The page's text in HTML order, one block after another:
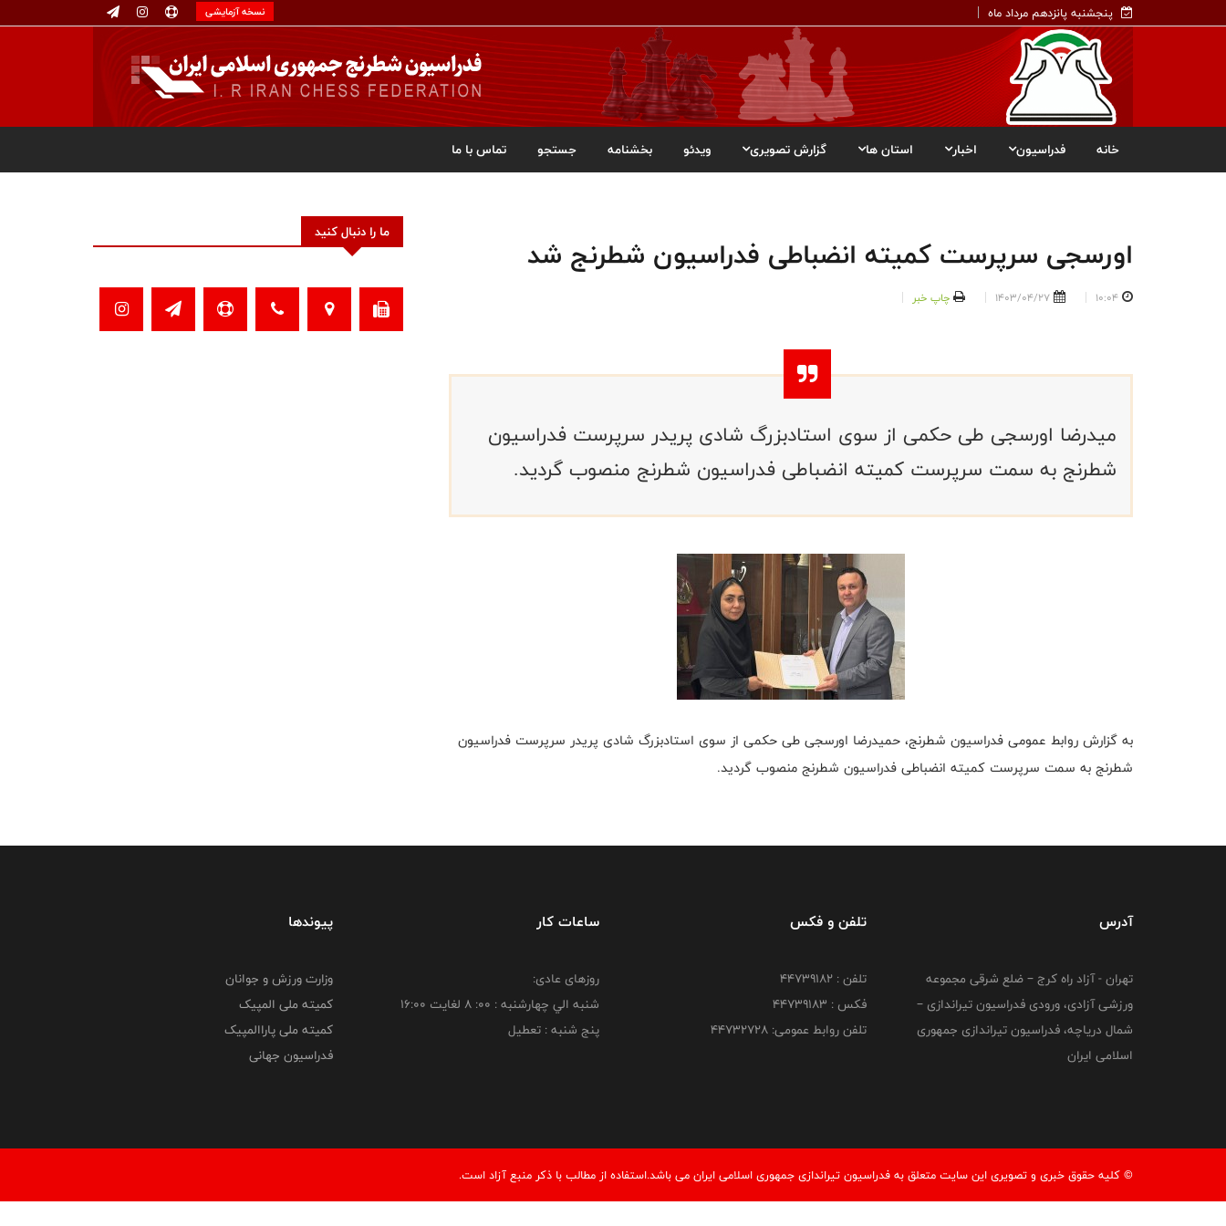
پنجشنبه پانزدهم مرداد ماه نسخه آزمایشی
خانه فدراسیون اخبار استان ها گزارش تصویری ویدئو بخشنامه جستجو تماس با ما
اورسجی سرپرست کمیته انضباطی فدراسیون شطرنج شد
10:04
1403/04/27 چاپ خبر
میدرضا اورسجی طی حکمی از سوی استادبزرگ شادی پریدر سرپرست فدراسیون
شطرنج به سمت سرپرست کمیته انضباطی فدراسیون شطرنج منصوب گردید.
به گزارش روابط عمومی فدراسیون شطرنج، حمیدرضا اورسجی طی حکمی از سوی استادبزرگ شادی پریدر سرپرست فدراسیون
شطرنج به سمت سرپرست کمیته انضباطی فدراسیون شطرنج منصوب گردید.
ما را دنبال کنید
آدرس
تهران - آزاد راه کرج – ضلع شرقی مجموعه
ورزشی آزادی، ورودی فدراسیون تیراندازی –
شمال دریاچه، فدراسیون تیراندازی جمهوری
اسلامی ایران
تلفن و فکس
تلفن : ۴۴۷۳۹۱۸۲
فکس : ۴۴۷۳۹۱۸3
تلفن روابط عمومی: ۴۴۷۳۲۷۲۸
ساعات کار
روزهای عادی:
شنبه الي چهارشنبه : 00: 8 لغايت 16:00
پنج شنبه : تعطیل
پیوندها
وزارت ورزش و جوانان
کمیته ملی المپیک
کمیته ملی پاراالمپیک
فدراسیون جهانی
© کليه حقوق خبری و تصويری اين سايت متعلق به فدراسیون تیراندازی جمهوری اسلامی ایران می باشد.استفاده از مطالب با ذكر منبع آزاد است.